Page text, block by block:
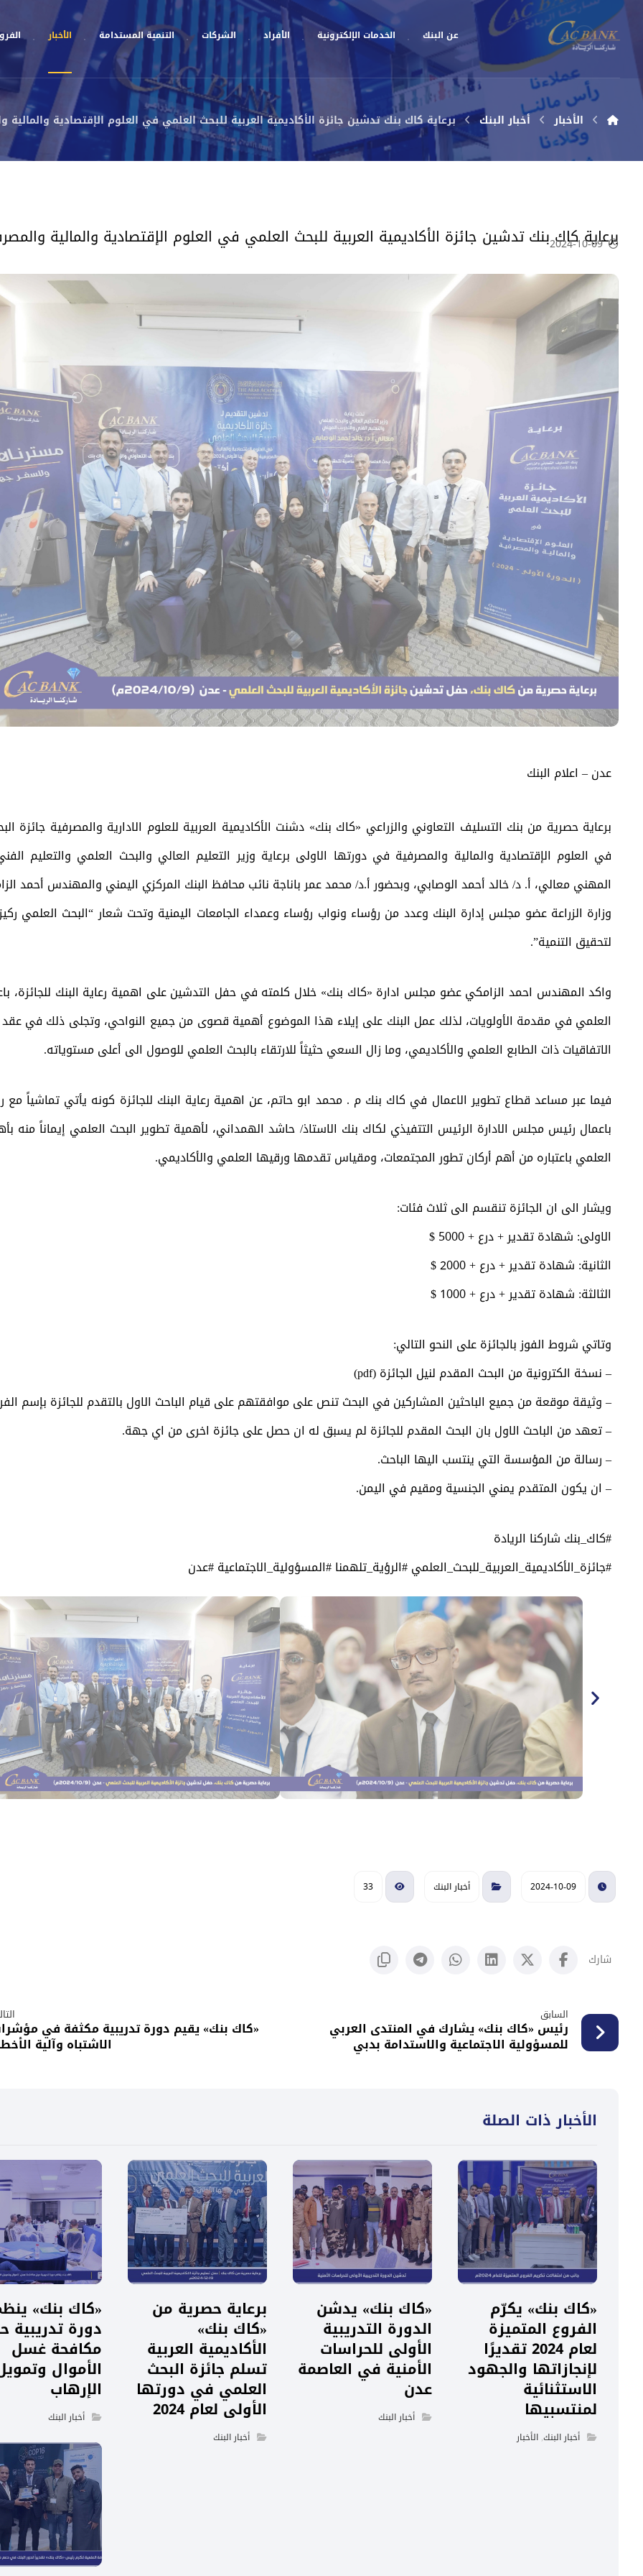
عن البنك الخدمات الإلكترونية الأفراد الشركات التنمية المستدامة الأخبار
الأخبار أخبار البنك برعاية كاك بنك تدشين جائزة الأكاديمية العربية للبحث العلمي في العلوم الإقتصادية والمالية
برعاية كاك بنك تدشين جائزة الأكاديمية العربية للبحث العلمي في العلوم الإقتصادية والمالية
2024-10-09
عدن – اعلام البنك
برعاية حصرية من بنك التسليف التعاوني والزراعي «كاك بنك» دشنت الأكاديمية العربية للعلوم الادارية والمصرفية جائزة
في العلوم الإقتصادية والمالية والمصرفية في دورتها الاولى برعاية وزير التعليم العالي والبحث العلمي والتعليم
المهني معالي، أ. د/ خالد أحمد الوصابي، وبحضور أ.د/ محمد عمر باناجة نائب محافظ البنك المركزي اليمني والمهندس أحمد
وزارة الزراعة عضو مجلس إدارة البنك وعدد من رؤساء ونواب رؤساء وعمداء الجامعات اليمنية وتحت شعار “البحث العلمي
لتحقيق التنمية”.
واكد المهندس احمد الزامكي عضو مجلس ادارة «كاك بنك» خلال كلمته في حفل التدشين على اهمية رعاية البنك للجائزة،
العلمي في مقدمة الأولويات، لذلك عمل البنك على إيلاء هذا الموضوع أهمية قصوى من جميع النواحي، وتجلى ذلك في
الاتفاقيات ذات الطابع العلمي والأكاديمي، وما زال السعي حثيثاً للارتقاء بالبحث العلمي للوصول الى أعلى مستوياته.
فيما عبر مساعد قطاع تطوير الاعمال في كاك بنك م . محمد ابو حاتم، عن اهمية رعاية البنك للجائزة كونه يأتي تماشياً مع
باعمال رئيس مجلس الادارة الرئيس التتفيذي لكاك بنك الاستاذ/ حاشد الهمداني، لأهمية تطوير البحث العلمي إيماناً منه
العلمي باعتباره من أهم أركان تطور المجتمعات، ومقياس تقدمها ورقيها العلمي والأكاديمي.
ويشار الى ان الجائزة تنقسم الى ثلاث فئات:
الاولى: شهادة تقدير + درع + 5000 $
الثانية: شهادة تقدير + درع + 2000 $
الثالثة: شهادة تقدير + درع + 1000 $
وتاتي شروط الفوز بالجائزة على النحو التالي:
– نسخة الكترونية من البحث المقدم لنيل الجائزة (pdf)
– وثيقة موقعة من جميع الباحثين المشاركين في البحث تنص على موافقتهم على قيام الباحث الاول بالتقدم للجائزة بإسم
– تعهد من الباحث الاول بان البحث المقدم للجائزة لم يسبق له ان حصل على جائزة اخرى من اي جهة.
– رسالة من المؤسسة التي ينتسب اليها الباحث.
– ان يكون المتقدم يمني الجنسية ومقيم في اليمن.
#كاك_بنك شاركنا الريادة
#جائزة_الأكاديمية_العربية_للبحث_العلمي #الرؤية_تلهمنا #المسؤولية_الاجتماعية #عدن
2024-10-09 أخبار البنك 33
السابق
رئيس «كاك بنك» يشارك في المنتدى العربي
للمسؤولية الاجتماعية والاستدامة بدبي
«كاك بنك» يقيم دورة تدريبية مكثفة في
الاشتباه وآلية
الأخبار ذات الصلة
«كاك بنك» يكرّم
الفروع المتميزة
لعام 2024 تقديرًا
لإنجازاتها والجهود
الاستثنائية
لمنتسبيها
أخبار البنك, الأخبار
«كاك بنك» يدشن
الدورة التدريبية
الأولى للحراسات
الأمنية في العاصمة
عدن
أخبار البنك
برعاية حصرية من
«كاك بنك»
الأكاديمية العربية
تسلم جائزة البحث
العلمي في دورتها
الأولى لعام 2024
أخبار البنك
«كاك بنك»
دورة تدريبية
مكافحة غسل
الأموال
الإرهاب
أخبار البنك